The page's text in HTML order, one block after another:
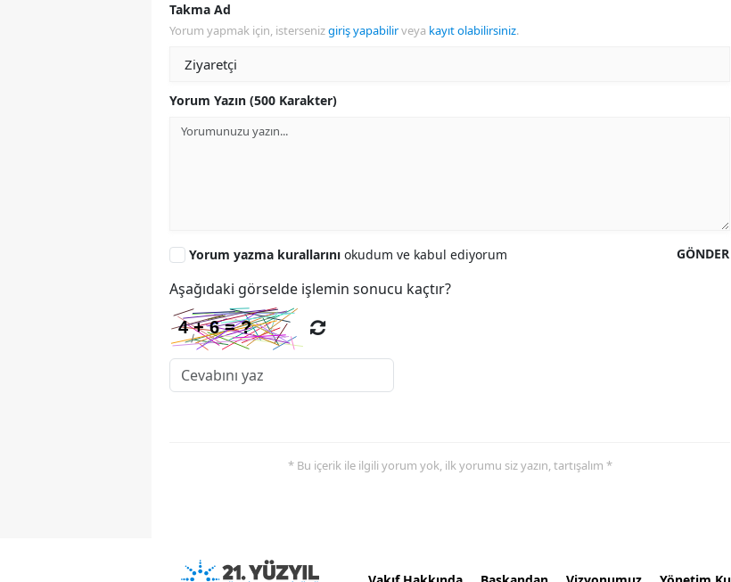
Takma Ad
Yorum yapmak için, istersenizgiriş yapabilirveya kayıt olabilirsiniz.
Yorum Yazın (500 Karakter)
GÖNDER
Yorum yazma kurallarını okudum ve kabul ediyorum
Aşağıdaki görselde işlemin sonucu kaçtır?
* Bu içerik ile ilgili yorum yok, ilk yorumu siz yazın, tartışalım *